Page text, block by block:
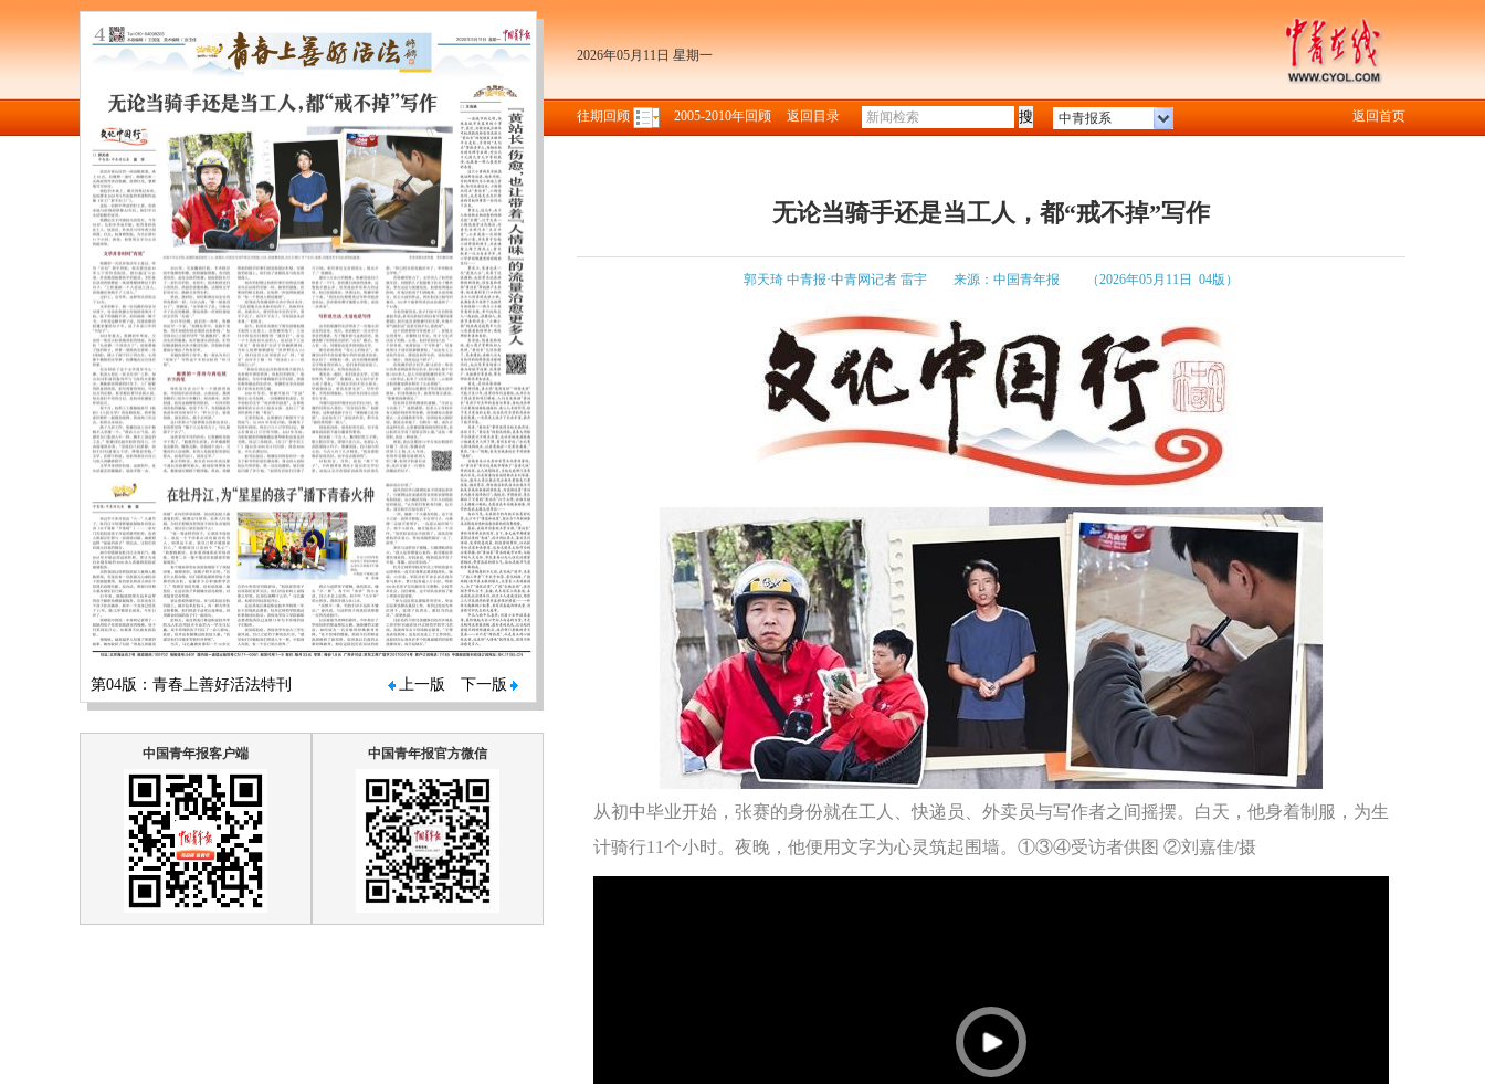
第04版：青春上善好活法特刊 上一版 下一版
中国青年报客户端 中国青年报官方微信
2026年05月11日 星期一
往期回顾 2005-2010年回顾 返回目录 中青报系 返回首页
无论当骑手还是当工人，都“戒不掉”写作
郭天琦 中青报·中青网记者 雷宇 来源：中国青年报 （2026年05月11日 04版）
从初中毕业开始，张赛的身份就在工人、快递员、外卖员与写作者之间摇摆。白天，他身着制服，为生
计骑行11个小时。夜晚，他便用文字为心灵筑起围墙。①③④受访者供图 ②刘嘉佳/摄